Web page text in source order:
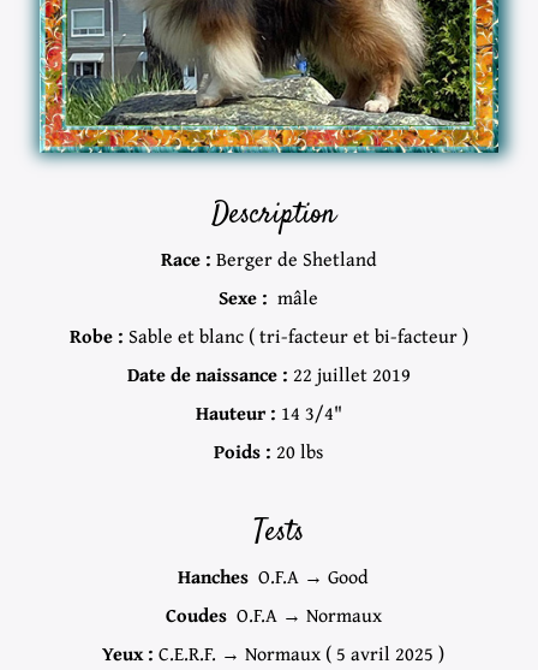
Description
Race : Berger de Shetland
Sexe : mâle
Robe : Sable et blanc ( tri-facteur et bi-facteur )
Date de naissance : 22 juillet 2019
Hauteur : 14 3/4"
Poids : 20 lbs
Tests
Hanches O.F.A → Good
Coudes O.F.A → Normaux
Yeux : C.E.R.F. → Normaux ( 5 avril 2025 )